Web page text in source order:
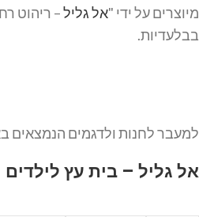
מיוצרים על ידי "אל גליל– ריהוט
בבלעדיות.
למעבר לחנות ולדגמים הנמצאים
אל גליל – בית עץ לילדים